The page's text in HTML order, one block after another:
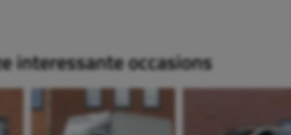
interessante occasions